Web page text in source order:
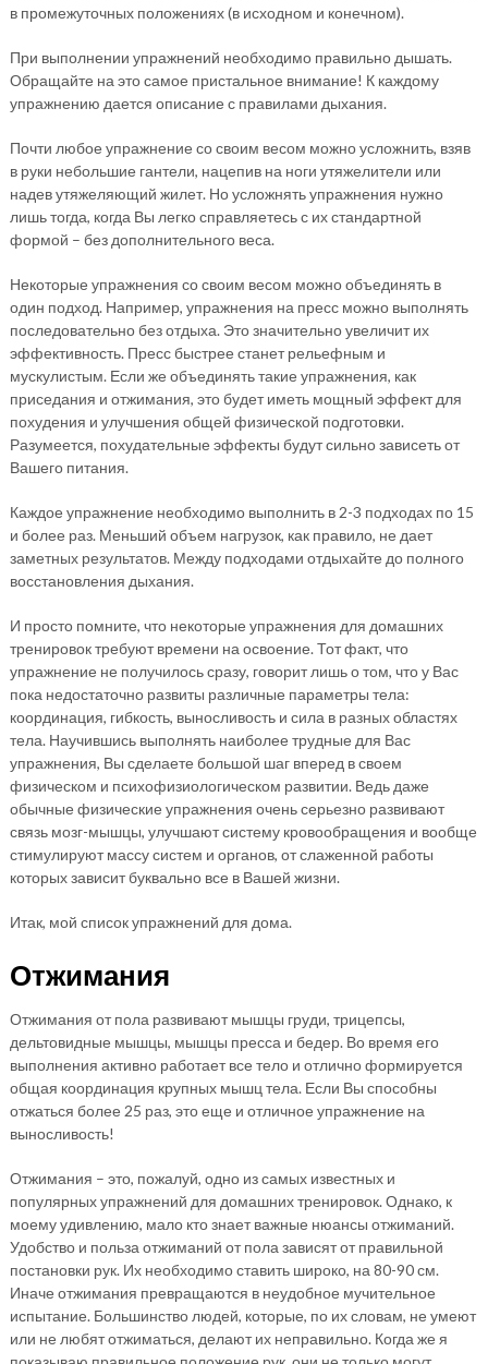
в промежуточных положениях (в исходном и конечном).
При выполнении упражнений необходимо правильно дышать.
Обращайте на это самое пристальное внимание! К каждому
упражнению дается описание с правилами дыхания.
Почти любое упражнение со своим весом можно усложнить, взяв
в руки небольшие гантели, нацепив на ноги утяжелители или
надев утяжеляющий жилет. Но усложнять упражнения нужно
лишь тогда, когда Вы легко справляетесь с их стандартной
формой – без дополнительного веса.
Некоторые упражнения со своим весом можно объединять в
один подход. Например, упражнения на пресс можно выполнять
последовательно без отдыха. Это значительно увеличит их
эффективность. Пресс быстрее станет рельефным и
мускулистым. Если же объединять такие упражнения, как
приседания и отжимания, это будет иметь мощный эффект для
похудения и улучшения общей физической подготовки.
Разумеется, похудательные эффекты будут сильно зависеть от
Вашего питания.
Каждое упражнение необходимо выполнить в 2-3 подходах по 15
и более раз. Меньший объем нагрузок, как правило, не дает
заметных результатов. Между подходами отдыхайте до полного
восстановления дыхания.
И просто помните, что некоторые упражнения для домашних
тренировок требуют времени на освоение. Тот факт, что
упражнение не получилось сразу, говорит лишь о том, что у Вас
пока недостаточно развиты различные параметры тела:
координация, гибкость, выносливость и сила в разных областях
тела. Научившись выполнять наиболее трудные для Вас
упражнения, Вы сделаете большой шаг вперед в своем
физическом и психофизиологическом развитии. Ведь даже
обычные физические упражнения очень серьезно развивают
связь мозг-мышцы, улучшают систему кровообращения и вообще
стимулируют массу систем и органов, от слаженной работы
которых зависит буквально все в Вашей жизни.
Итак, мой список упражнений для дома.
Отжимания
Отжимания от пола развивают мышцы груди, трицепсы,
дельтовидные мышцы, мышцы пресса и бедер. Во время его
выполнения активно работает все тело и отлично формируется
общая координация крупных мышц тела. Если Вы способны
отжаться более 25 раз, это еще и отличное упражнение на
выносливость!
Отжимания – это, пожалуй, одно из самых известных и
популярных упражнений для домашних тренировок. Однако, к
моему удивлению, мало кто знает важные нюансы отжиманий.
Удобство и польза отжиманий от пола зависят от правильной
постановки рук. Их необходимо ставить широко, на 80-90 см.
Иначе отжимания превращаются в неудобное мучительное
испытание. Большинство людей, которые, по их словам, не умеют
или не любят отжиматься, делают их неправильно. Когда же я